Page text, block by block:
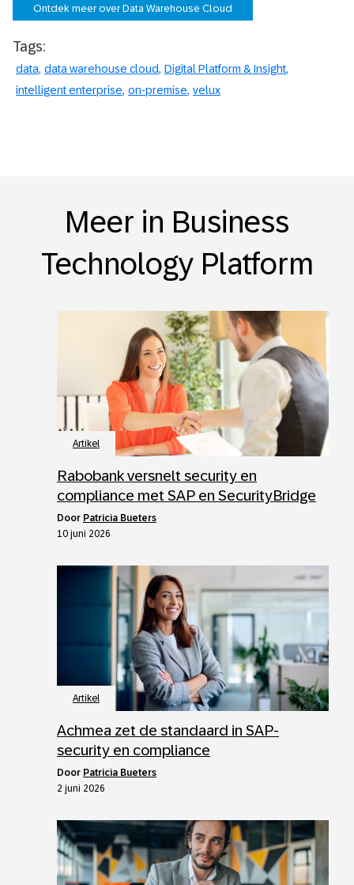
Ontdek meer over Data Warehouse Cloud
Tags:
data data warehouse cloud Digital Platform & Insight
intelligent enterprise on-premise velux
Meer in Business
Technology Platform
Artikel
Rabobank versnelt security en
compliance met SAP en SecurityBridge
door Patricia Bueters
10 juni 2026
Artikel
Achmea zet de standaard in SAP-
security en compliance
door Patricia Bueters
2 juni 2026